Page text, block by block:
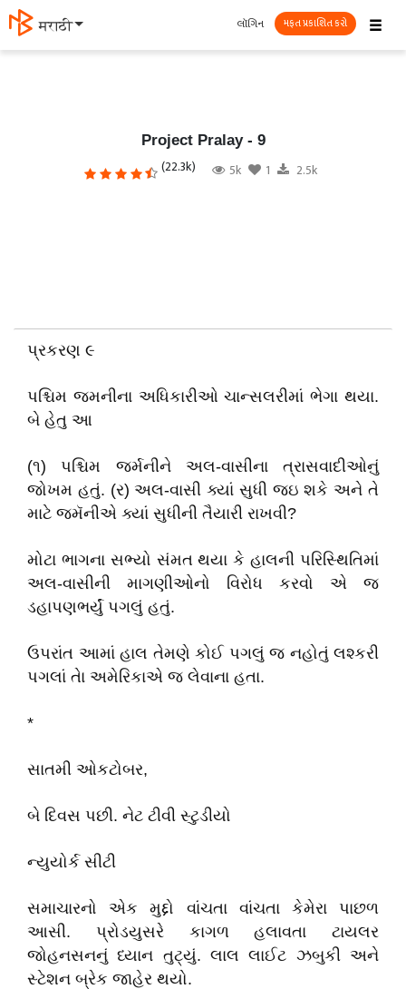
தமிழ் ☰
લૉગિન મફત પ્રકાશિત કરો
Project Pralay - 9
(22.3k) 5k 1 2.5k
પ્રકરણ ૯
પશ્ચિમ જમનીના અધિકારીઓ ચાન્સલરીમાં ભેગા થયા.
બે હેતુ આ
(૧) પશ્ચિમ જર્મનીને અલ-વાસીના ત્રાસવાદીઓનુ઼ં
જોખમ હતું. (ર) અલ-વાસી ક્યાં સુધી જઇ શકે અને તે
માટે જમૅનીએ ક્યાં સુધીની તૈયારી રાખવી?
મોટા ભાગના સભ્યો સંમત થયા કે હાલની પરિસ્થિતિમાં
અલ-વાસીની માગણીઓનો વિરોધ કરવો એ જ
ડહાપણભર્યું પગલું હતું.
ઉપરાંત આમાં હાલ તેમણે કોઈ પગલું જ નહોતું લશ્કરી
પગલાં તેા અમેરિકાએ જ લેવાના હતા.
*
સાતમી ઓકટોબર,
બે દિવસ પછી. નેટ ટીવી સ્ટુડીયો
ન્યુયોર્ક સીટી
સમાચારનો એક મુદ્દો વાંચતા વાંચતા કેમેરા પાછળ
આસી. પ્રોડયુસરે કાગળ હલાવતા ટાયલર
જોહનસનનું ધ્યાન તુટ્યું. લાલ લાઈટ ઝબુકી અને
સ્ટેશન બ્રેક જાહેર થયો.